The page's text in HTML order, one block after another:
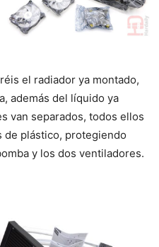
el radiador ya montado,
además del líquido ya
van separados, todos ellos
de plástico, protegiendo
y los dos ventiladores.